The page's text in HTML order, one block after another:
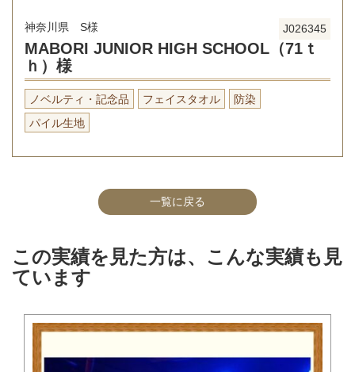
J026345
神奈川県 S様
MABORI JUNIOR HIGH SCHOOL（71ｔ
ｈ）様
ノベルティ・記念品 フェイスタオル
防染
パイル生地
一覧に戻る
この実績を見た方は、こんな実績も見
ています